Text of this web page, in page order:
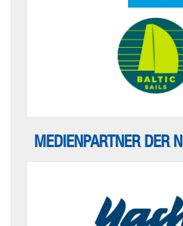
MEDIENPARTNER DER